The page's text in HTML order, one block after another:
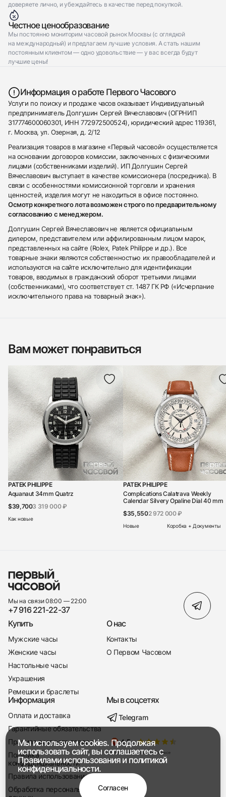
+7 916 221-22-37
Мы насвязи 08:00 — 19:00
доверяете лично, и убеждайтесь в качестве перед покупкой.
Честное ценообразование
Мы постоянно мониторим часовой рынок Москвы (с оглядкой
на международный) и предлагаем лучшие условия. А стать нашим
постоянным клиентом — одно удовольствие — у вас всегда будут
лучшие цены!
Информация о работе Первого Часового
Услуги по поиску и продаже часов оказывает Индивидуальный
предприниматель Долгушин Сергей Вячеславович (ОГРНИП
317774600060301, ИНН 772972500524), юридический адрес 119361,
г. Москва, ул. Озерная, д. 2/12
Реализация товаров в магазине «Первый часовой» осуществляется
на основании договоров комиссии, заключенных с физическими
лицами (собственниками изделий). ИП Долгушин Сергей
Вячеславович выступает в качестве комиссионера (посредника). В
связи с особенностями комиссионной торговли и хранения
ценностей, изделия могут не находиться в офисе постоянно.
Осмотр конкретного лота возможен строго по предварительному
согласованию с менеджером.
Долгушин Сергей Вячеславович не является официальным
дилером, представителем или аффилированным лицом марок,
представленных на сайте (Rolex, Patek Philippe и др.). Все
товарные знаки являются собственностью их правообладателей и
используются на сайте исключительно для идентификации
товаров, вводимых в гражданский оборот третьими лицами
(собственниками), что соответствует ст. 1487 ГК РФ («Исчерпание
исключительного права на товарный знак»).
Вам может понравиться
PATEK PHILIPPE
Aquanaut 34mm Quatrz
$39,7003 319 000 ₽
Как новые
PATEK PHILIPPE
Complications Calatrava Weekly
Calendar Silvery Opaline Dial 40 mm
$35,5502 972 000 ₽
Новые Коробка + Документы
Мы на связи 08:00 — 22:00
+7 916 221-22-37
Купить
Мужские часы
Женские часы
Настольные часы
Украшения
Ремешки и браслеты
О нас
Контакты
О Первом Часовом
Информация
Оплата и доставка
Гарантийные обязательства
Правила возврата товара
Политика
конфиденциальности
Правила использования
Обработка персональных
Мы в соцсетях
Telegram
Мы используем cookies. Продолжая
использовать сайт, вы соглашаетесь с
Правилами использованияи политикой
конфиденциальности.
Согласен